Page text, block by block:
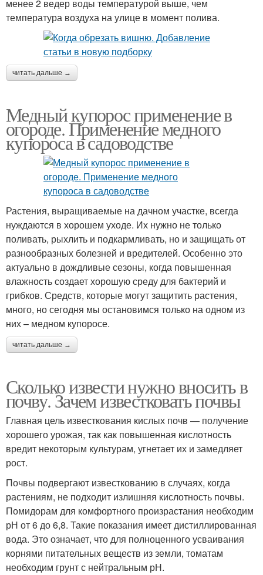
менее 2 ведер воды температурой выше, чем
температура воздуха на улице в момент полива.
читать дальше →
Медный купорос применение в
огороде. Применение медного
купороса в садоводстве
Растения, выращиваемые на дачном участке, всегда
нуждаются в хорошем уходе. Их нужно не только
поливать, рыхлить и подкармливать, но и защищать от
разнообразных болезней и вредителей. Особенно это
актуально в дождливые сезоны, когда повышенная
влажность создает хорошую среду для бактерий и
грибков. Средств, которые могут защитить растения,
много, но сегодня мы остановимся только на одном из
них – медном купоросе.
читать дальше →
Сколько извести нужно вносить в
почву. Зачем известковать почвы
Главная цель известкования кислых почв — получение
хорошего урожая, так как повышенная кислотность
вредит некоторым культурам, угнетает их и замедляет
рост.
Почвы подвергают известкованию в случаях, когда
растениям, не подходит излишняя кислотность почвы.
Помидорам для комфортного произрастания необходим
рН от 6 до 6,8. Такие показания имеет дистиллированная
вода. Это означает, что для полноценного усваивания
корнями питательных веществ из земли, томатам
необходим грунт с нейтральным рН.